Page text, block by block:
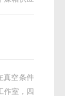
真空条件
作室，四